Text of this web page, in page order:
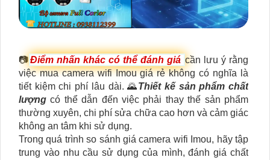
📷Điểm nhấn khác có thể đánh giá cần lưu ý rằng
việc mua camera wifi Imou giá rẻ không có nghĩa là
tiết kiệm chi phí lâu dài. 🌄Thiết kế sản phẩm chất
lượng có thể dẫn đến việc phải thay thế sản phẩm
thường xuyên, chi phí sửa chữa cao hơn và cảm giác
không an tâm khi sử dụng.
Trong quá trình so sánh giá camera wifi Imou, hãy tập
trung vào nhu cầu sử dụng của mình, đánh giá chất